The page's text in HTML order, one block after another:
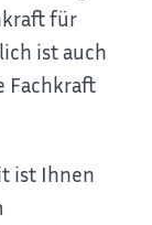
für
ist auch
Fachkraft
ist Ihnen